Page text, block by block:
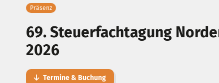
Präsenz
69. Steuerfachtagung
2026
Termine & Buchung